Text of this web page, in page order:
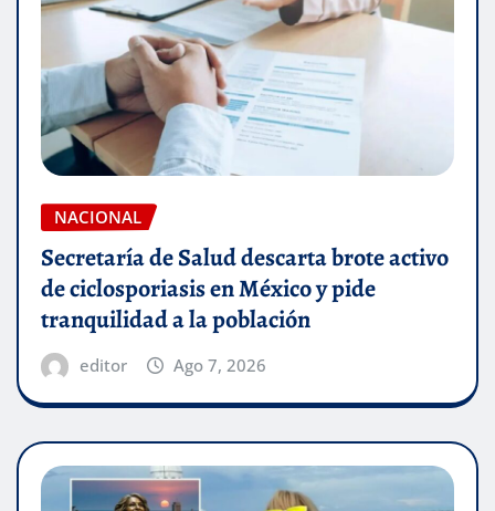
NACIONAL
Secretaría de Salud descarta brote activo
de ciclosporiasis en México y pide
tranquilidad a la población
editor Ago 7, 2026